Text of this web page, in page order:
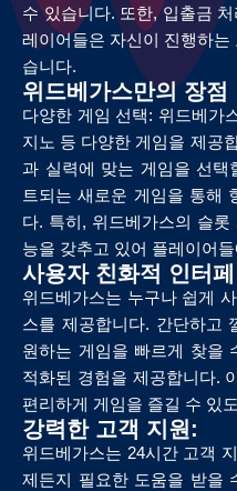
수 있습니다. 또한, 입출금
레이어들은 자신이 진행하
습니다.
위드베가스만의 장점
다양한 게임 선택: 위드베가
지노 등 다양한 게임을 제공
과 실력에 맞는 게임을 선택
트되는 새로운 게임을 통해
다. 특히, 위드베가스의 슬
능을 갖추고 있어 플레이어
사용자 친화적 인터
위드베가스는 누구나 쉽게
스를 제공합니다. 간단하고
원하는 게임을 빠르게 찾을
적화된 경험을 제공합니다.
편리하게 게임을 즐길 수 있
강력한 고객 지원:
위드베가스는 24시간 고객
제든지 필요한 도움을 받을